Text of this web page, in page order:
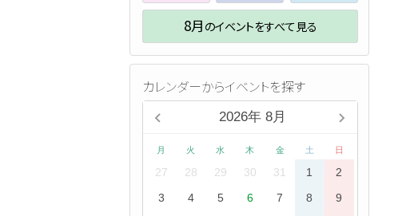
8月 のイベントをすべて見る
カレンダーからイベントを探す
2026年 8月
月 火 水 木 金 土 日
27 28 29 30 31 1
2
3
4 5 6 7 8
9